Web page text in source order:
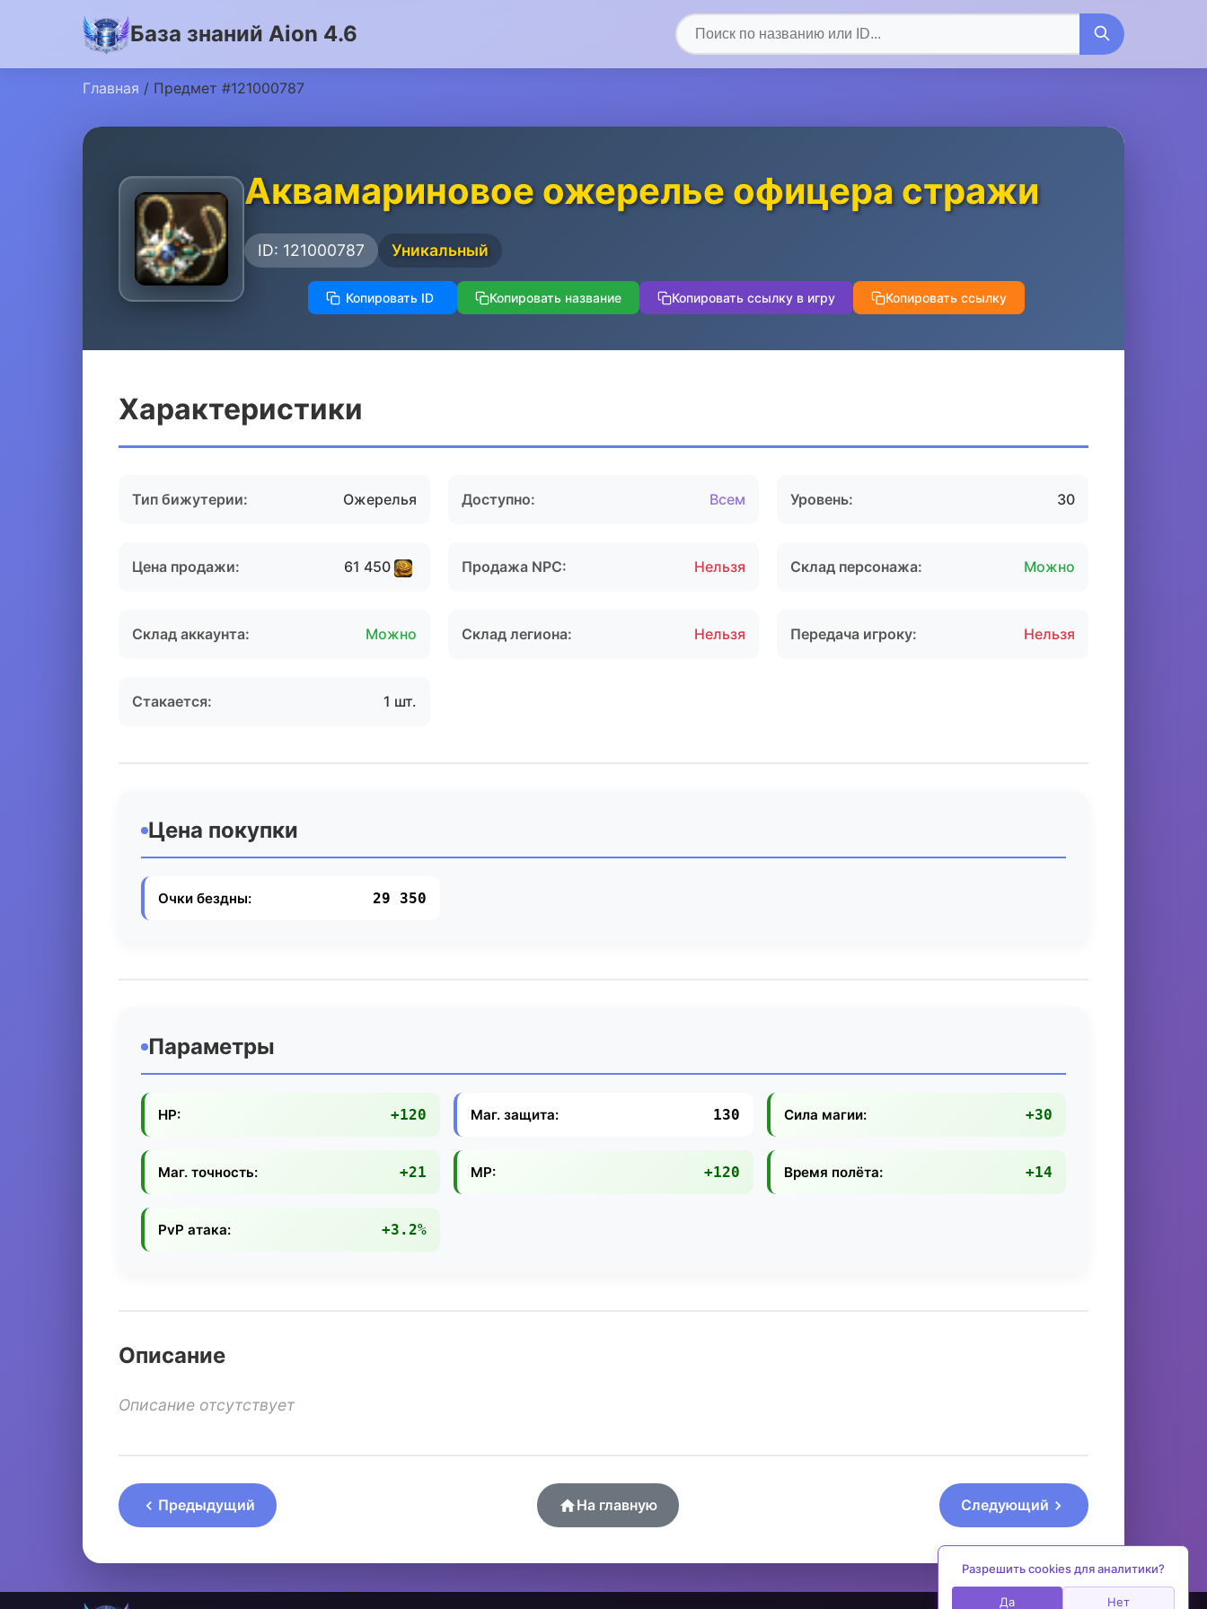
База знаний Aion 4.6
Главная / Предмет #121000787
Аквамариновое ожерелье офицера стражи
ID: 121000787 Уникальный
Копировать ID Копировать название Копировать ссылку в игру Копировать ссылку
Характеристики
Тип бижутерии: Ожерелья Доступно: Всем Уровень: 30
Цена продажи: 61 450 Продажа NPC: Нельзя Склад персонажа: Можно
Склад аккаунта: Можно Склад легиона: Нельзя Передача игроку: Нельзя
Стакается: 1 шт.
Цена покупки
Очки бездны: 29 350
Параметры
HP: +120 Маг. защита: 130 Сила магии: +30
Маг. точность: +21 MP: +120 Время полёта: +14
PvP атака: +3.2%
Описание
Описание отсутствует
Предыдущий На главную Следующий
Разрешить cookies для аналитики?
Да Нет